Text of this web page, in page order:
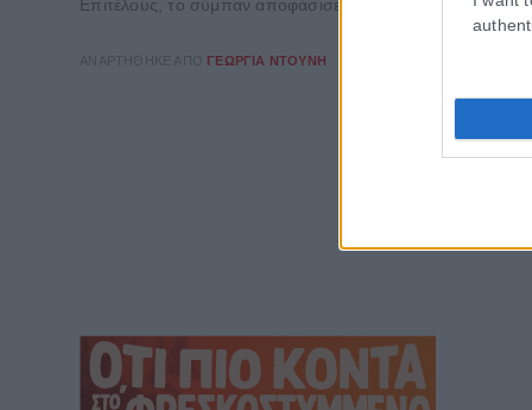
Επιτέλους, το σύμπαν αποφάσισε να αφήσει στην άκρη τα
ΑΝΑΡΤΉΘΗΚΕ ΑΠΌ ΓΕΩΡΓΊΑ ΝΤΟΎΝΗ